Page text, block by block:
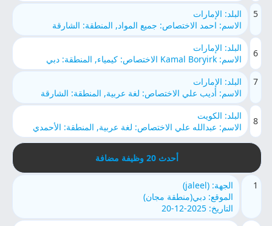
5
البلد: الإمارات
الاسم: احمد الاختصاص: جميع المواد, المنطقة: الشارقة
6
البلد: الإمارات
الاسم: Kamal Boryirk الاختصاص: كيمياء, المنطقة: دبي
7
البلد: الإمارات
الاسم: أديب علي الاختصاص: لغة عربية, المنطقة: الشارقة
8
البلد: الكويت
الاسم: عبدالله علي الاختصاص: لغة عربية, المنطقة: الأحمدي
أحدث 20 وظيفة مضافة
1
الجهة: (jaleel)
الموقع: دبي(منطقة مجان)
التاريخ: 2025-12-20